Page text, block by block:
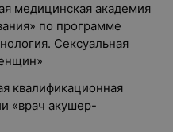
медицинская академия
по программе
Сексуальная
квалификационная
«врач акушер-